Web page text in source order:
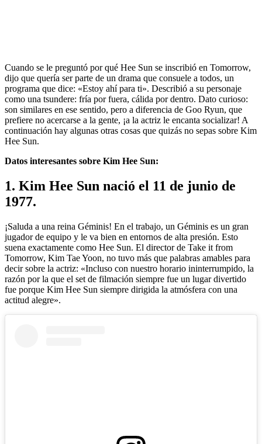
Cuando se le preguntó por qué Hee Sun se inscribió en Tomorrow,
dijo que quería ser parte de un drama que consuele a todos, un
programa que dice: «Estoy ahí para ti». Describió a su personaje
como una tsundere: fría por fuera, cálida por dentro. Dato curioso:
son similares en ese sentido, pero a diferencia de Goo Ryun, que
prefiere no acercarse a la gente, ¡a la actriz le encanta socializar! A
continuación hay algunas otras cosas que quizás no sepas sobre Kim
Hee Sun.
Datos interesantes sobre Kim Hee Sun:
1. Kim Hee Sun nació el 11 de junio de
1977.
¡Saluda a una reina Géminis! En el trabajo, un Géminis es un gran
jugador de equipo y le va bien en entornos de alta presión. Esto
suena exactamente como Hee Sun. El director de Take it from
Tomorrow, Kim Tae Yoon, no tuvo más que palabras amables para
decir sobre la actriz: «Incluso con nuestro horario ininterrumpido, la
razón por la que el set de filmación siempre fue un lugar divertido
fue porque Kim Hee Sun siempre dirigida la atmósfera con una
actitud alegre».